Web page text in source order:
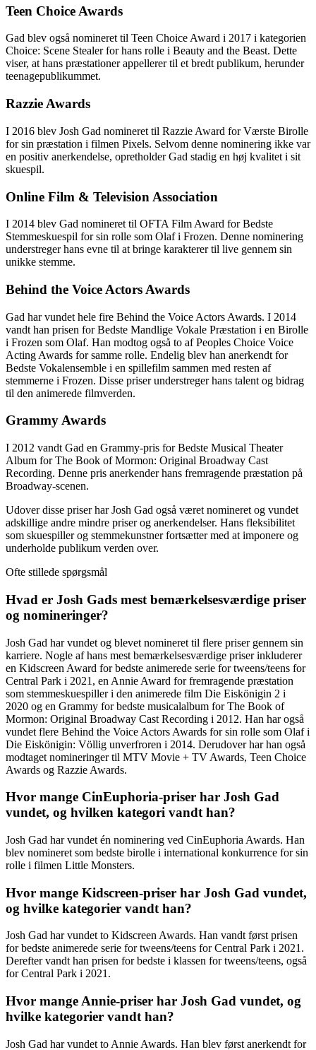
Teen Choice Awards
Gad blev også nomineret til Teen Choice Award i 2017 i kategorien
Choice: Scene Stealer for hans rolle i Beauty and the Beast. Dette
viser, at hans præstationer appellerer til et bredt publikum, herunder
teenagepublikummet.
Razzie Awards
I 2016 blev Josh Gad nomineret til Razzie Award for Værste Birolle
for sin præstation i filmen Pixels. Selvom denne nominering ikke var
en positiv anerkendelse, opretholder Gad stadig en høj kvalitet i sit
skuespil.
Online Film & Television Association
I 2014 blev Gad nomineret til OFTA Film Award for Bedste
Stemmeskuespil for sin rolle som Olaf i Frozen. Denne nominering
understreger hans evne til at bringe karakterer til live gennem sin
unikke stemme.
Behind the Voice Actors Awards
Gad har vundet hele fire Behind the Voice Actors Awards. I 2014
vandt han prisen for Bedste Mandlige Vokale Præstation i en Birolle
i Frozen som Olaf. Han modtog også to af Peoples Choice Voice
Acting Awards for samme rolle. Endelig blev han anerkendt for
Bedste Vokalensemble i en spillefilm sammen med resten af
stemmerne i Frozen. Disse priser understreger hans talent og bidrag
til den animerede filmverden.
Grammy Awards
I 2012 vandt Gad en Grammy-pris for Bedste Musical Theater
Album for The Book of Mormon: Original Broadway Cast
Recording. Denne pris anerkender hans fremragende præstation på
Broadway-scenen.
Udover disse priser har Josh Gad også været nomineret og vundet
adskillige andre mindre priser og anerkendelser. Hans fleksibilitet
som skuespiller og stemmekunstner fortsætter med at imponere og
underholde publikum verden over.
Ofte stillede spørgsmål
Hvad er Josh Gads mest bemærkelsesværdige priser
og nomineringer?
Josh Gad har vundet og blevet nomineret til flere priser gennem sin
karriere. Nogle af hans mest bemærkelsesværdige priser inkluderer
en Kidscreen Award for bedste animerede serie for tweens/teens for
Central Park i 2021, en Annie Award for fremragende præstation
som stemmeskuespiller i den animerede film Die Eiskönigin 2 i
2020 og en Grammy for bedste musicalalbum for The Book of
Mormon: Original Broadway Cast Recording i 2012. Han har også
vundet flere Behind the Voice Actors Awards for sin rolle som Olaf i
Die Eiskönigin: Völlig unverfroren i 2014. Derudover har han også
modtaget nomineringer til MTV Movie + TV Awards, Teen Choice
Awards og Razzie Awards.
Hvor mange CinEuphoria-priser har Josh Gad
vundet, og hvilken kategori vandt han?
Josh Gad har vundet én nominering ved CinEuphoria Awards. Han
blev nomineret som bedste birolle i international konkurrence for sin
rolle i filmen Little Monsters.
Hvor mange Kidscreen-priser har Josh Gad vundet,
og hvilke kategorier vandt han?
Josh Gad har vundet to Kidscreen Awards. Han vandt først prisen
for bedste animerede serie for tweens/teens for Central Park i 2021.
Derefter vandt han prisen for bedste i klassen for tweens/teens, også
for Central Park i 2021.
Hvor mange Annie-priser har Josh Gad vundet, og
hvilke kategorier vandt han?
Josh Gad har vundet to Annie Awards. Han blev først anerkendt for